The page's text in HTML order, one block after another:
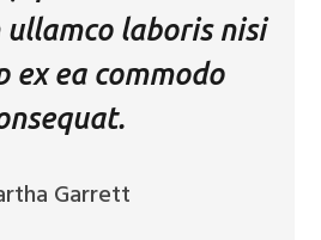
laboris nisi
ex ea commodo
Garrett